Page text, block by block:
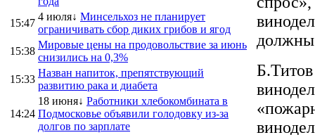
15:47
4 июля↓ Минсельхоз не планирует
ограничивать сбор диких грибов и ягод
15:38
Мировые цены на продовольствие за июнь
снизились на 0,3%
15:33
Назван напиток, препятствующий
развитию рака и диабета
14:24
18 июня↓ Работники хлебокомбината в
Подмосковье объявили голодовку из-за
долгов по зарплате
должны